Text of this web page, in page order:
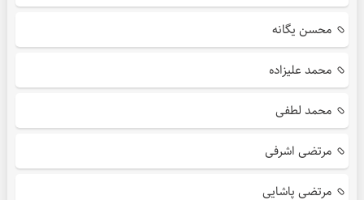
محسن یگانه
محمد علیزاده
محمد لطفی
مرتضی اشرفی
مرتضی پاشایی